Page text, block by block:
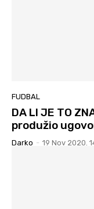
FUDBAL
DA LI JE TO
produžio
Darko - 19 Nov 2020.